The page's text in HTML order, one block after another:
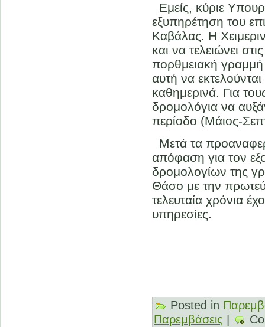
Εμείς, κύριε
εξυπηρέτηση του
Καβάλας. Η
και να τελειώνει
πορθμειακή
αυτή να
καθημερινά. Για
δρομολόγια να
περίοδο (Μάιος-
Μετά τα
απόφαση για τον
δρομολογίων της
Θάσο με την
τελευταία χρόνια
υπηρεσίες.
Posted in
Παρεμβάσεις